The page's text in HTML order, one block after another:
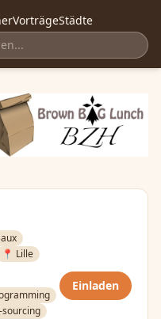
VorträgeStädte
📍 Lille
Einladen